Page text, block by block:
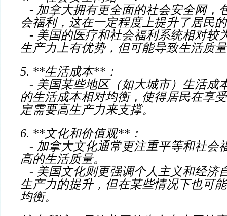
- 加拿大拥有更全面的社会安全网，
会福利，这在一定程度上提升了居民
- 美国的医疗和社会福利系统相对较
生产力上有优势，但可能导致生活质
5. **生活成本**：
- 美国某些地区（如大城市）生活成
的生活成本相对均衡，使得居民在享
定需要高生产力来支撑。
6. **文化和价值观**：
- 加拿大文化通常更注重平等和社会
高的生活质量。
- 美国文化则更强调个人主义和经济
生产力的提升，但在某些情况下也可
均衡。